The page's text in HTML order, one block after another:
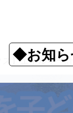
◆お知ら
ス】エネルギー